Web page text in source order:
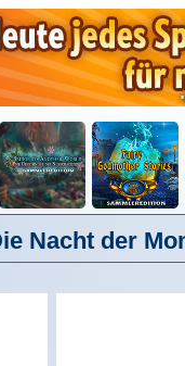
Nacht der